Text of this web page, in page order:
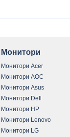
Монитори
Монитори Acer
Монитори AOC
Монитори Asus
Монитори Dell
Монитори HP
Монитори Lenovo
Монитори LG